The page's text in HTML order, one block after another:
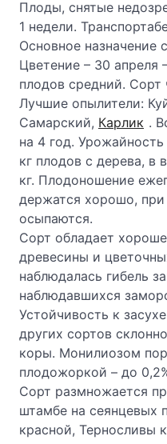
Плоды, снятые
1 недели.
Основное назначение
Цветение – 30 апреля
плодов средний. Сорт
Лучшие опылители:
Самарский, Карлик .
на 4 год.
кг плодов с дерева, в
кг. Плодоношение
держатся хорошо, при
осыпаются.
Сорт обладает
древесины и
наблюдалась гибель
наблюдавшихся
Устойчивость к
других сортов
коры. Монилиозом
плодожоркой – до
Сорт размножается
штамбе на сеянцевых
красной, Терносливы